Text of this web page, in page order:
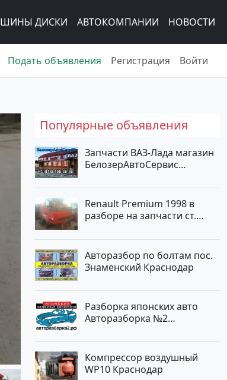
ШИНЫ ДИСКИ АВТОКОМПАНИИ НОВОСТИ
Подать объявления Регистрация Войти
Популярные объявления
Запчасти ВАЗ-Лада магазин
БелозерАвтоСервис
Renault Premium 1998 в
разборе на запчасти ст.
Авторазбор по болтам пос.
Знаменский Краснодар
Разборка японских авто
Авторазборка №2
Компрессор воздушный
WP10 Краснодар